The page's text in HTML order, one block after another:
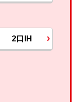
2口IH